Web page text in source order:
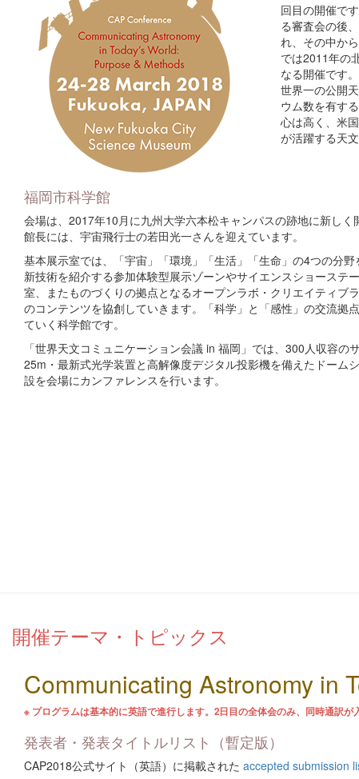
回目の開催で
る審査会の後
れ、その中か
では2011年の
なる開催です。
世界一の公開
ウム数を有す
心は高く、米
が活躍する天
福岡市科学館
会場は、2017年10月に九州大学六本松キャンパスの跡地に新し
館長には、宇宙飛行士の若田光一さんを迎えています。
基本展示室では、「宇宙」「環境」「生活」「生命」の4つの分
新技術を紹介する参加体験型展示ゾーンやサイエンスショーステ
室、またものづくりの拠点となるオープンラボ・クリエイティブ
のコンテンツを協創していきます。「科学」と「感性」の交流拠
ていく科学館です。
「世界天文コミュニケーション会議 in 福岡」では、300人収容の
25m・最新式光学装置と高解像度デジタル投影機を備えたドーム
設を会場にカンファレンスを行います。
開催テーマ・トピックス
Communicating Astronomy in
※ プログラムは基本的に英語で進行します。2日目の全体会のみ、同時通訳が
発表者・発表タイトルリスト（暫定版）
CAP2018公式サイト（英語）に掲載された accepted submission